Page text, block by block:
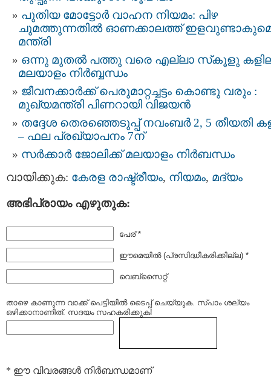
പുതിയ മോട്ടോര്‍ വാഹന നിയമം: പിഴ
ചുമത്തുന്നതില്‍ ഓണക്കാലത്ത്
മന്ത്രി
ഒന്നു മുതല്‍ പത്തു വരെ എല്ലാ സ്‌കൂളു
മലയാളം നിര്‍ബ്ബന്ധം
ജീവനക്കാര്‍ക്ക് പെരുമാറ്റച്ചട്ടം കൊണ്ടു വരും :
മുഖ്യമന്ത്രി പിണറായി വിജയന്‍
തദ്ദേശ തെരഞ്ഞെടുപ്പ് നവംബർ 2, 5 തീയതി
– ഫല പ്രഖ്യാപനം 7ന്
സര്‍ക്കാര്‍ ജോലിക്ക് മലയാളം നിര്‍ബന്ധം
വായിക്കുക: കേരള രാഷ്ട്രീയം, നിയമം, മദ്യം
അഭിപ്രായം എഴുതുക:
പേര് *
ഈമെയില്‍ (പ്രസിദ്ധീകരിക്കില്ല) *
വെബ്സൈറ്റ്
താഴെ കാണുന്ന വാക്ക് പെട്ടിയില്‍ ടൈപ്പ്‌ ചെയ്യുക. സ്പാം ശല്യം
ഒഴിക്കാനാണിത്. സദയം സഹകരിക്കുക!
* ഈ വിവരങ്ങള്‍ നിര്‍ബന്ധമാണ്